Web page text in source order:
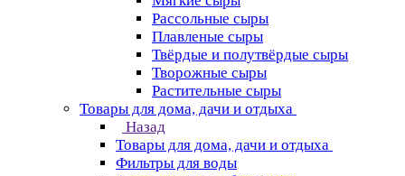
Рассольные сыры
Плавленые сыры
Твёрдые и полутвёрдые сыры
Творожные сыры
Растительные сыры
Товары для дома, дачи и отдыха
Назад
Товары для дома, дачи и отдыха
Фильтры для воды